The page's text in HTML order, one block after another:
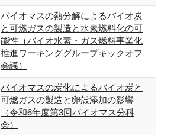
バイオマスの熱分解によるバイオ炭
と可燃ガスの製造と水素燃料化の可
能性（バイオ水素・ガス燃料事業化
推進ワーキンググループキックオフ
会議）
バイオマスの炭化によるバイオ炭と
可燃ガスの製造と卵殻添加の影響
（令和6年度第3回バイオマス分科
会）